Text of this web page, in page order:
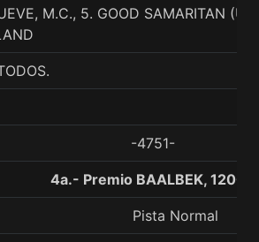
M.C., 5. GOOD SAMARITAN
-4751-
4a.- Premio BAALBEK, 1200
Pista Normal